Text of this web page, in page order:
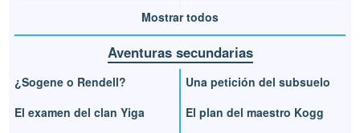
Mostrar todos
Aventuras secundarias
¿Sogene o Rendell?
El examen del clan Yiga
Una petición del subsuelo
El plan del maestro Kogg